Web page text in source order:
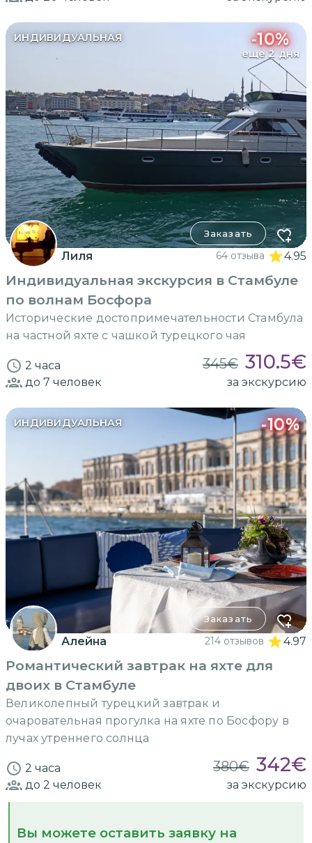
ИНДИВИДУАЛЬНАЯ -10%
еще 2 дня
Заказать
Лиля 64 отзыва 4.95
Индивидуальная экскурсия в Стамбуле
по волнам Босфора
Исторические достопримечательности Стамбула
на частной яхте с чашкой турецкого чая
2 часа 345€ 310.5€
до 7 человек за экскурсию
ИНДИВИДУАЛЬНАЯ -10%
Заказать
Алейна 214 отзывов 4.97
Романтический завтрак на яхте для
двоих в Стамбуле
Великолепный турецкий завтрак и
очаровательная прогулка на яхте по Босфору в
лучах утреннего солнца
2 часа 380€ 342€
до 2 человек за экскурсию
Вы можете оставить заявку на